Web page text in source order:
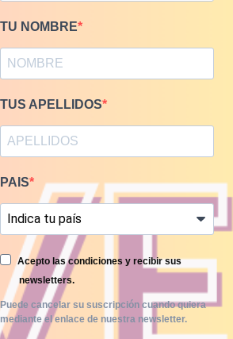
KILOS
y chaquetas americanas
TU NOMBRE
TUS APELLIDOS
PAIS
Acepto las condiciones y recibir sus
newsletters.
Puede cancelar su suscripción cuando quiera
mediante el enlace de nuestra newsletter.